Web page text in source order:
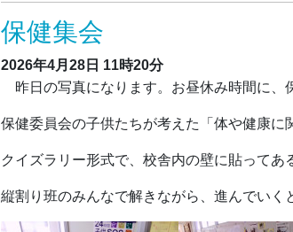
保健集会
2026年4月28日 11時20分
昨日の写真になります。お昼休み時間に、
保健委員会の子供たちが考えた「体や健康に
クイズラリー形式で、校舎内の壁に貼ってあ
縦割り班のみんなで解きながら、進んでい